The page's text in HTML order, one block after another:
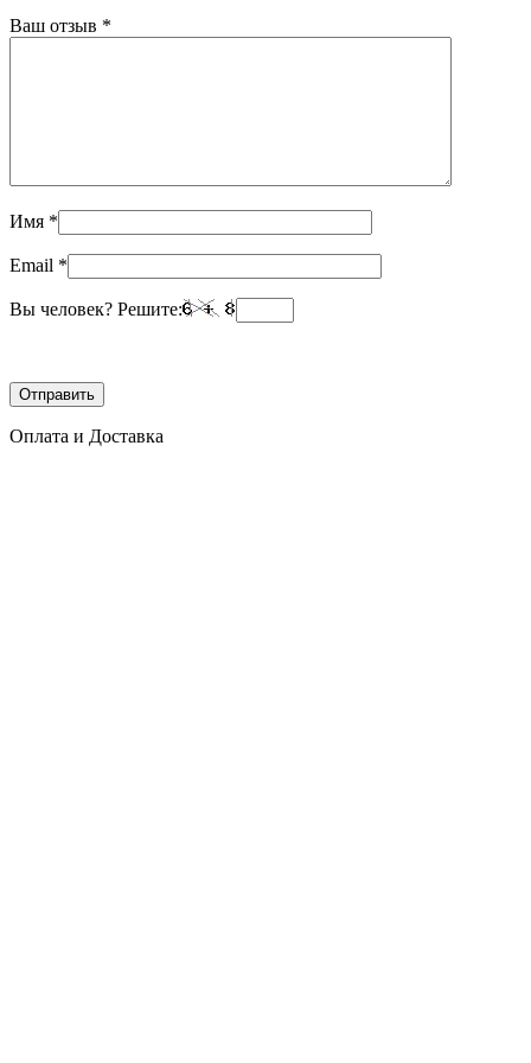
Ваш отзыв *
Имя *
Email *
Вы человек? Решите:
Оплата и Доставка